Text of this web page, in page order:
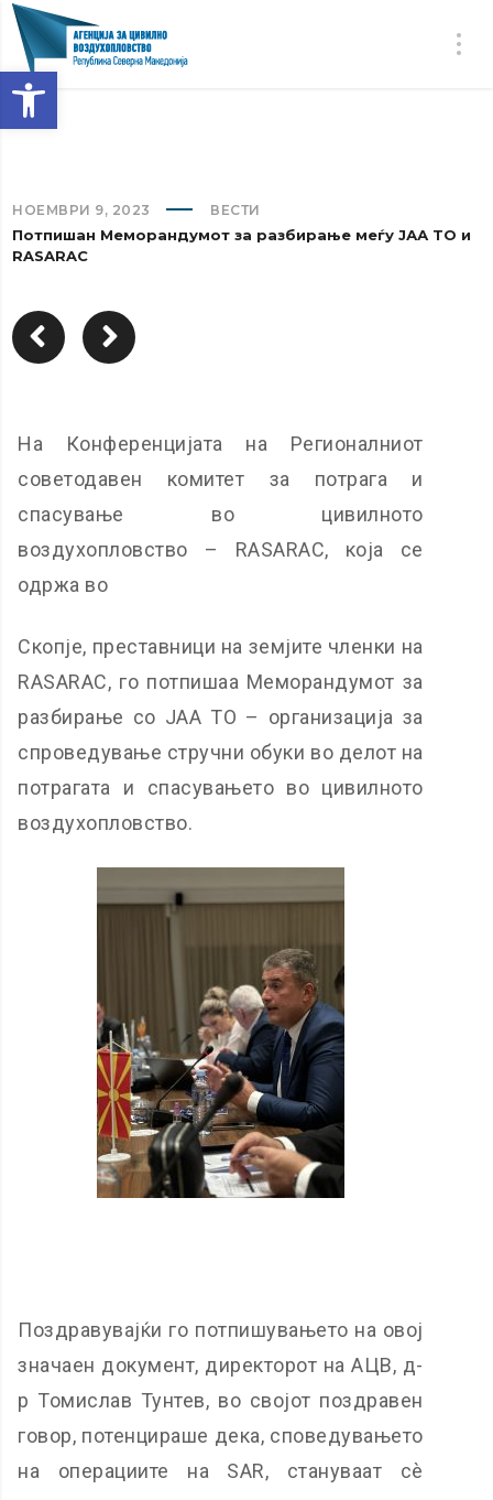
Open toolbar
НОЕМВРИ 9, 2023 ВЕСТИ
Потпишан Меморандумот за разбирање меѓу ЈАА ТО и
RASARAC
На Конференцијата на Регионалниот
советодавен комитет за потрага и
спасување во цивилното
воздухопловство – RASARAC, која се
одржа во
Скопје, преставници на земјите членки на
RASARAC, го потпишаа Меморандумот за
разбирање со ЈАА ТО – организација за
спроведување стручни обуки во делот на
потрагата и спасувањето во цивилното
воздухопловство.
Поздравувајќи го потпишувањето на овој
значаен документ, директорот на АЦВ, д-
р Томислав Тунтев, во својот поздравен
говор, потенцираше дека, споведувањето
на операциите на SAR, стануваат сè